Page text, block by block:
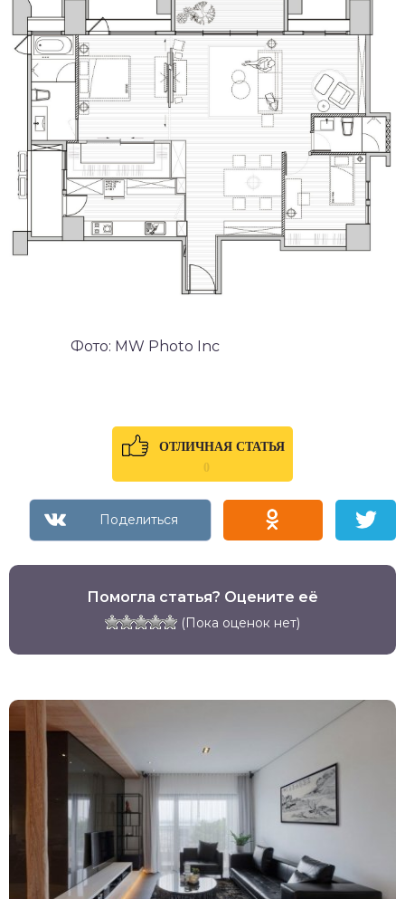
Фото: MW Photo Inc
ОТЛИЧНАЯ СТАТЬЯ
0
Помогла статья? Оцените её
(Пока оценок нет)